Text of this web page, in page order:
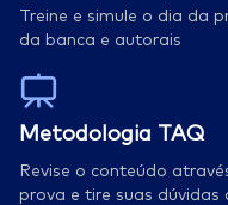
Treine e simule o dia da
da banca e autorais
​Metodologia TAQ
Revise o conteúdo
prova e tire suas